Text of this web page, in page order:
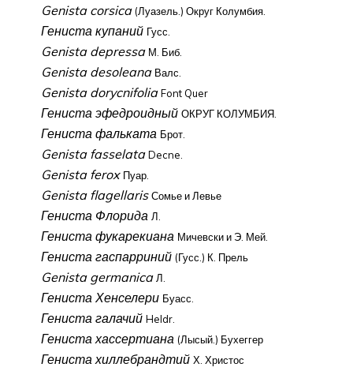
Genista corsica (Луазель.) Округ Колумбия.
Гениста купаний Гусс.
Genista depressa М. Биб.
Genista desoleana Валс.
Genista dorycnifolia Font Quer
Гениста эфедроидный ОКРУГ КОЛУМБИЯ.
Гениста фальката Брот.
Genista fasselata Decne.
Genista ferox Пуар.
Genista flagellaris Сомье и Левье
Гениста Флорида Л.
Гениста фукарекиана Мичевски и Э. Мей.
Гениста гаспарриний (Гусс.) К. Прель
Genista germanica Л.
Гениста Хенселери Буасс.
Гениста галачий Heldr.
Гениста хассертиана (Лысый.) Бухеггер
Гениста хиллебрандтий Х. Христос